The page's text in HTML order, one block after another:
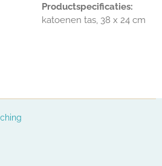
Productspecificaties:
katoenen tas, 38 x 24 cm